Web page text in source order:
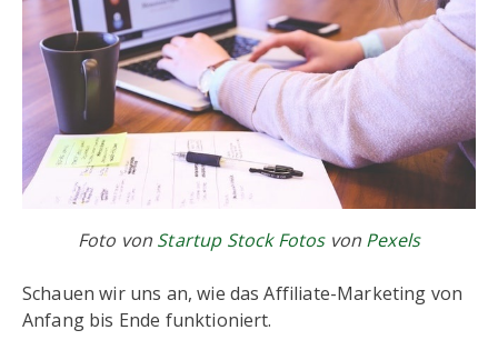
Foto von Startup Stock Fotosvon Pexels
Schauen wir uns an, wie das Affiliate-Marketing von
Anfang bis Ende funktioniert.